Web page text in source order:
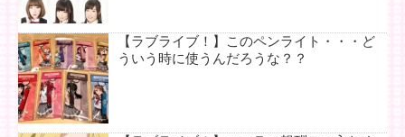
【ラブライブ！】このペンライト・・・ど
ういう時に使うんだろうな？？